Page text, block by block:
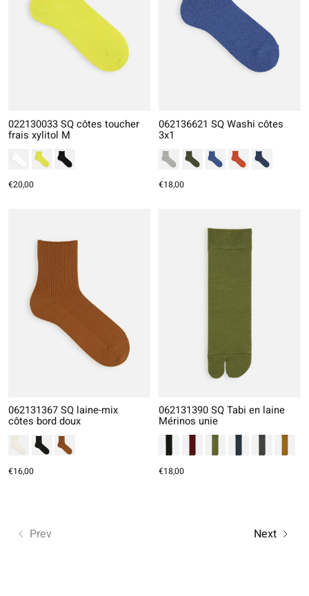
022130033 SQ côtes toucher
frais xylitol M
€20,00
062136621 SQ Washi côtes
3x1
€18,00
062131367 SQ laine-mix
côtes bord doux
€16,00
062131390 SQ Tabi en laine
Mérinos unie
€18,00
Prev Next